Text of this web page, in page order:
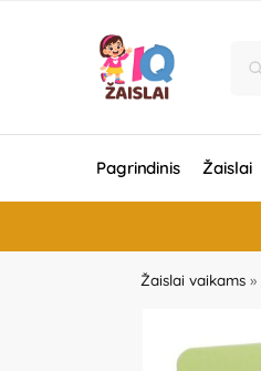
Pagrindinis Žaislai
Žaislai vaikams »